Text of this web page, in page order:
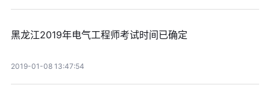
黑龙江2019年电气工程师考试时间已确定
2019-01-08 13:47:54